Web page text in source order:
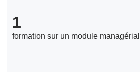
1
formation sur un module managérial